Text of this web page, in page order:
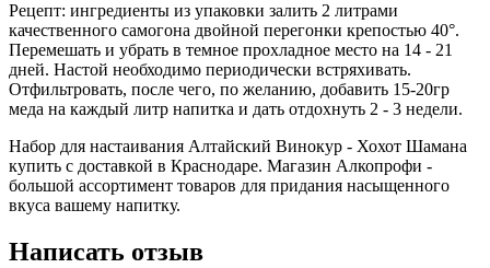
Рецепт: ингредиенты из упаковки залить 2 литрами
качественного самогона двойной перегонки крепостью 40°.
Перемешать и убрать в темное прохладное место на 14 - 21
дней. Настой необходимо периодически встряхивать.
Отфильтровать, после чего, по желанию, добавить 15-20гр
меда на каждый литр напитка и дать отдохнуть 2 - 3 недели.
Набор для настаивания Алтайский Винокур - Хохот Шамана
купить с доставкой в Краснодаре. Магазин Алкопрофи -
большой ассортимент товаров для придания насыщенного
вкуса вашему напитку.
Написать отзыв